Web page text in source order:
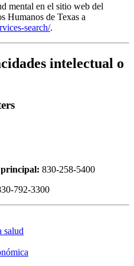
mental en el sitio web del
Humanos de Texas a
search/.
intelectual o
principal: 830-258-5400
792-3300
salud